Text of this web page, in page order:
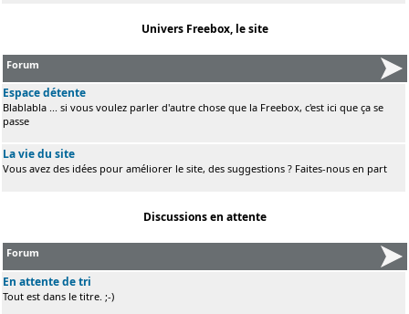
Univers Freebox, le site
Forum
Espace détente
Blablabla ... si vous voulez parler d'autre chose que la Freebox, c'est ici que ça se
passe
La vie du site
Vous avez des idées pour améliorer le site, des suggestions ? Faites-nous en part
Discussions en attente
Forum
En attente de tri
Tout est dans le titre. ;-)